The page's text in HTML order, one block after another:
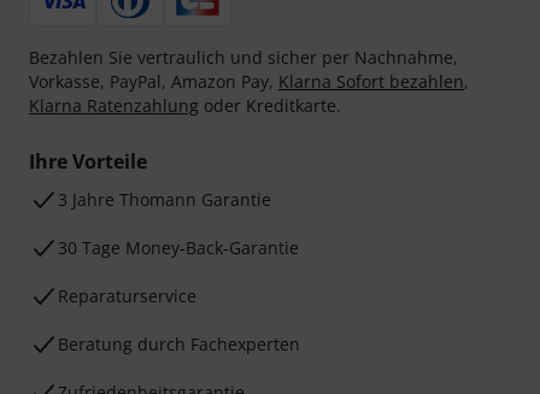
Bezahlen Sie vertraulich und sicher per Nachnahme,
Vorkasse, PayPal, Amazon Pay, Klarna Sofort bezahlen,
Klarna Ratenzahlung oder Kreditkarte.
Ihre Vorteile
3 Jahre Thomann Garantie
30 Tage Money-Back-Garantie
Reparaturservice
Beratung durch Fachexperten